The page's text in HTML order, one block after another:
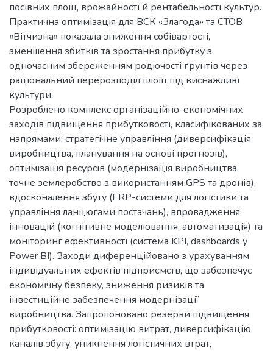
посівних площ, врожайності й рентабельності культур.
Практична оптимізація для ВСК «Злагода» та СТОВ
«Вітчизна» показала зниження собівартості,
зменшення збитків та зростання прибутку з
одночасним збереженням родючості ґрунтів через
раціональний перерозподіл площ під виснажливі
культури.
Розроблено комплекс організаційно-економічних
заходів підвищення прибутковості, класифікованих за
напрямами: стратегічне управління (диверсифікація
виробництва, планування на основі прогнозів),
оптимізація ресурсів (модернізація виробництва,
точне землеробство з використанням GPS та дронів),
вдосконалення збуту (ERP-системи для логістики та
управління ланцюгами постачань), впровадження
інновацій (когнітивне моделювання, автоматизація) та
моніторинг ефективності (система KPI, dashboards у
Power BI). Заходи диференційовано з урахуванням
індивідуальних ефектів підприємств, що забезпечує
економічну безпеку, зниження ризиків та
інвестиційне забезпечення модернізації
виробництва. Запропоновано резерви підвищення
прибутковості: оптимізацію витрат, диверсифікацію
каналів збуту, уникнення логістичних втрат,